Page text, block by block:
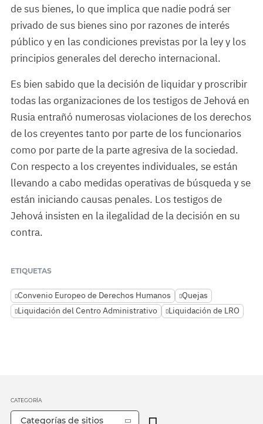
de sus bienes, lo que implica que nadie podrá ser
privado de sus bienes sino por razones de interés
público y en las condiciones previstas por la ley y los
principios generales del derecho internacional.
Es bien sabido que la decisión de liquidar y proscribir
todas las organizaciones de los testigos de Jehová en
Rusia entrañó numerosas violaciones de los derechos
de los creyentes tanto por parte de los funcionarios
como por parte de la parte agresiva de la sociedad.
Con respecto a los creyentes individuales, se están
llevando a cabo medidas operativas de búsqueda y se
están iniciando causas penales. Los testigos de
Jehová insisten en la ilegalidad de la decisión en su
contra.
ETIQUETAS
Convenio Europeo de Derechos Humanos
Quejas
Liquidación del Centro Administrativo
Liquidación de LRO
CATEGORÍA
Categorías de sitios